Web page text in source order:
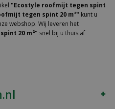
"Ecostyle roofmijt tegen spint
tegen spint 20 m²" kunt u
webshop. Wij leveren het
20 m²" snel bij u thuis af